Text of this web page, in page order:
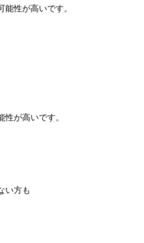
性が高いです。
が高いです。
い方も